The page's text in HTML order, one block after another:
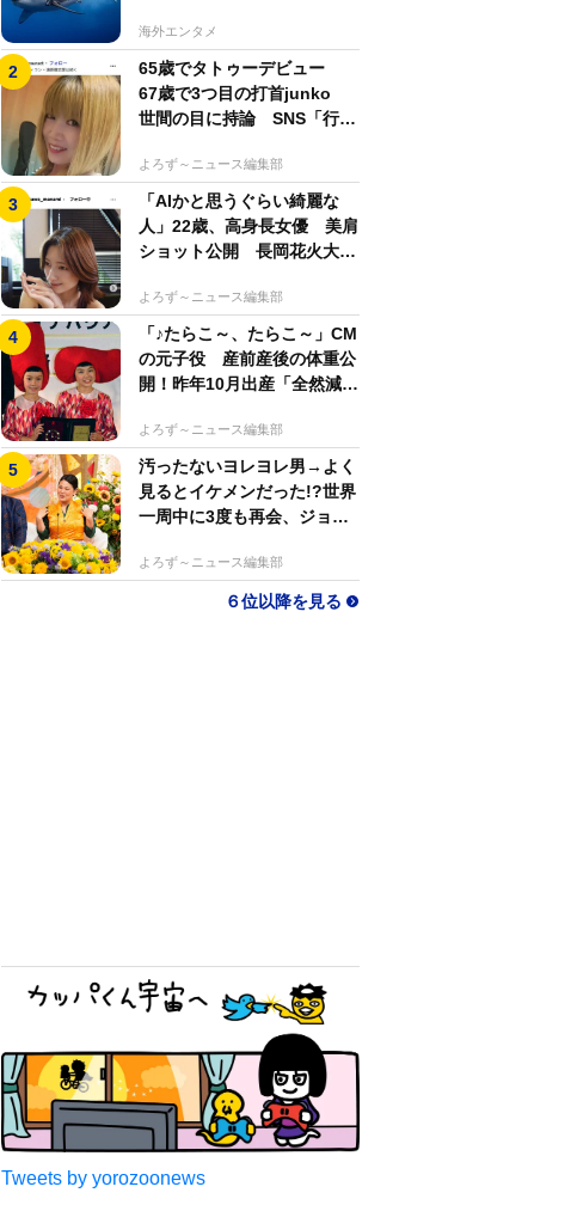
海外エンタメ
65歳でタトゥーデビュー
67歳で3つ目の打首junko
世間の目に持論 SNS「行動
よろず～ニュース編集部
「AIかと思うぐらい綺麗な
人」22歳、高身長女優 美肩
ショット公開 長岡花火大会
よろず～ニュース編集部
「♪たらこ～、たらこ～」CM
の元子役 産前産後の体重公
開！昨年10月出産「全然減ら
よろず～ニュース編集部
汚ったないヨレヨレ男→よく
見るとイケメンだった!?世界
一周中に3度も再会、ジョー
へ！【新婚さん】
よろず～ニュース編集部
６位以降を見る
Tweets by yorozoonews